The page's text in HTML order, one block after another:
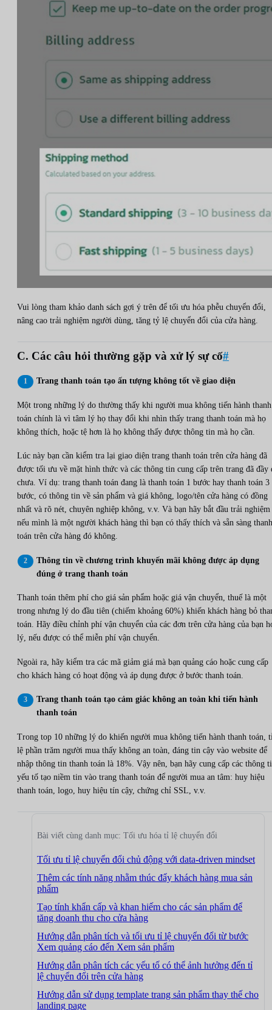
Vui lòng tham khảo danh sách gợi ý trên để tối ưu hóa phễu chuyển đổi,
nâng cao trải nghiệm người dùng, tăng tỷ lệ chuyển đổi của cửa hàng.
C. Các câu hỏi thường gặp và xử lý sự cố#
Trang thanh toán tạo ấn tượng không tốt về giao diện
Một trong những lý do thường thấy khi người mua không tiến hành thanh
toán chính là vì tâm lý họ thay đổi khi nhìn thấy trang thanh toán mà họ
không thích, hoặc tệ hơn là họ không thấy được thông tin mà họ cần.
Lúc này bạn cần kiểm tra lại giao diện trang thanh toán trên cửa hàng đã
được tối ưu về mặt hình thức và các thông tin cung cấp trên trang đã đầy
chưa. Ví dụ: trang thanh toán đang là thanh toán 1 bước hay thanh toán 3
bước, có thông tin về sản phẩm và giá không, logo/tên cửa hàng có đồng
nhất và rõ nét, chuyên nghiệp không, v.v. Và bạn hãy bắt đầu trải nghiệm
nếu mình là một người khách hàng thì bạn có thấy thích và sẵn sàng thanh
toán trên cửa hàng đó không.
Thông tin về chương trình khuyến mãi không được áp dụng
đúng ở trang thanh toán
Thanh toán thêm phí cho giá sản phẩm hoặc giá vận chuyển, thuế là một
trong nhưng lý do đầu tiên (chiếm khoảng 60%) khiến khách hàng bỏ
toán. Hãy điều chỉnh phí vận chuyển của các đơn trên cửa hàng của bạn
lý, nếu được có thể miễn phí vận chuyển.
Ngoài ra, hãy kiểm tra các mã giảm giá mà bạn quảng cáo hoặc cung cấp
cho khách hàng có hoạt động và áp dụng được ở bước thanh toán.
Trang thanh toán tạo cảm giác không an toàn khi tiến hành
thanh toán
Trong top 10 những lý do khiến người mua không tiến hành thanh toán,
lệ phần trăm người mua thấy không an toàn, đáng tin cậy vào website để
nhập thông tin thanh toán là 18%. Vậy nên, bạn hãy cung cấp các thông
yếu tố tạo niềm tin vào trang thanh toán để người mua an tâm: huy hiệu
thanh toán, logo, huy hiệu tín cậy, chứng chỉ SSL, v.v.
Bài viết cùng danh mục: Tối ưu hóa tỉ lệ chuyển đổi
Tối ưu tỉ lệ chuyển đổi chủ động với data-driven mindset
Thêm các tính năng nhằm thúc đẩy khách hàng mua sản
phẩm
Tạo tính khẩn cấp và khan hiếm cho các sản phẩm để
tăng doanh thu cho cửa hàng
Hướng dẫn phân tích và tối ưu tỉ lệ chuyển đổi từ bước
Xem quảng cáo đến Xem sản phẩm
Hướng dẫn phân tích các yếu tố có thể ảnh hưởng đến tỉ
lệ chuyển đổi trên cửa hàng
Hướng dẫn sử dụng template trang sản phẩm thay thế cho
landing page